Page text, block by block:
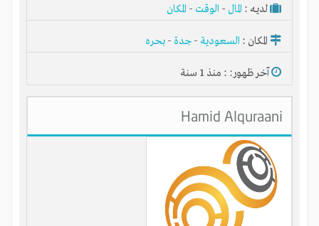
لديـه : المال - الوقت - المكان
المكان : السعودية - جدة - بحره
آخر ظهور: : منذ 1 سنة
Hamid Alquraani